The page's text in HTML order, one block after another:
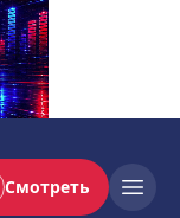
Смотреть